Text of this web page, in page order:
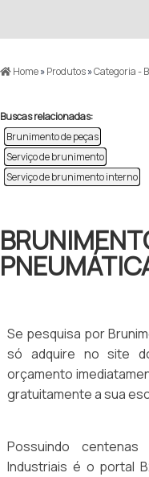
Home»Produtos»Categoria -
Buscas relacionadas:
Brunimento de peças
Serviço de brunimento
Serviço de brunimento interno
Se pesquisa por
só adquire no site
orçamento
gratuitamente a sua
Possuindo
Industriais é o portal